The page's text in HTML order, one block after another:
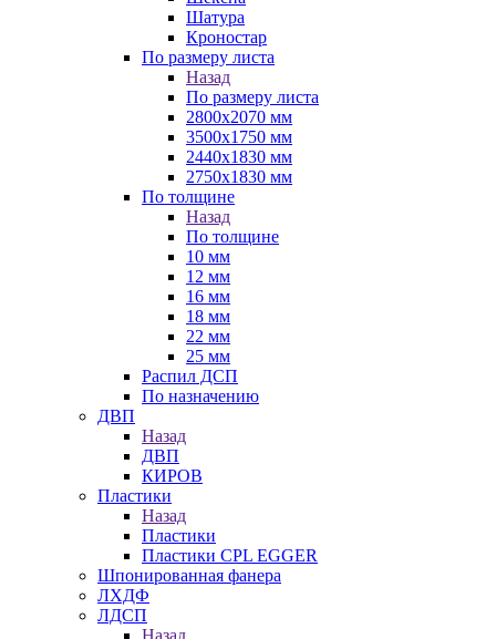
Шатура
Кроностар
По размеру листа
Назад
По размеру листа
2800х2070 мм
3500х1750 мм
2440х1830 мм
2750х1830 мм
По толщине
Назад
По толщине
10 мм
12 мм
16 мм
18 мм
22 мм
25 мм
Распил ДСП
По назначению
ДВП
Назад
ДВП
КИРОВ
Пластики
Назад
Пластики
Пластики CPL EGGER
Шпонированная фанера
ЛХДФ
ЛДСП
Назад